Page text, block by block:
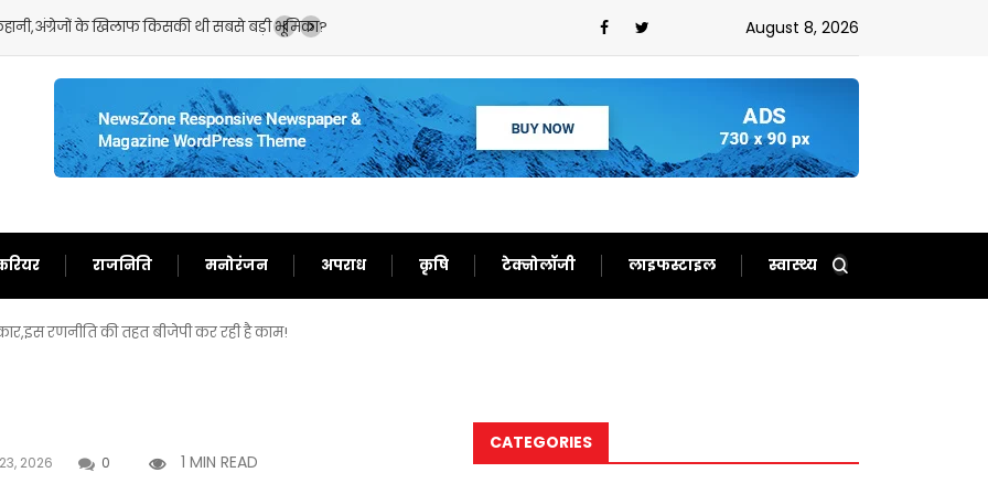
आखिर कैसे बढ़ा दोनों देशों के बीच तनाव? August 8, 2026
राजनिति मनोरंजन अपराध कृषि टेक्नोलॉजी लाइफस्टाइल स्वास्थ्य
रणनीति की तहत बीजेपी कर रही है काम!
2026 0 1 MIN READ
CATEGORIES